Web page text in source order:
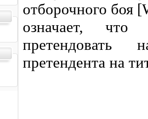
отборочного боя
означает, что
претендовать
претендента на